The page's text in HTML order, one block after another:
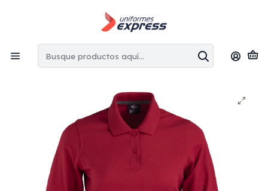
en la Región Metropolitana por copras superiores
Inicio Poleras
Polera cuello camisero dryfresh manga larga mujer